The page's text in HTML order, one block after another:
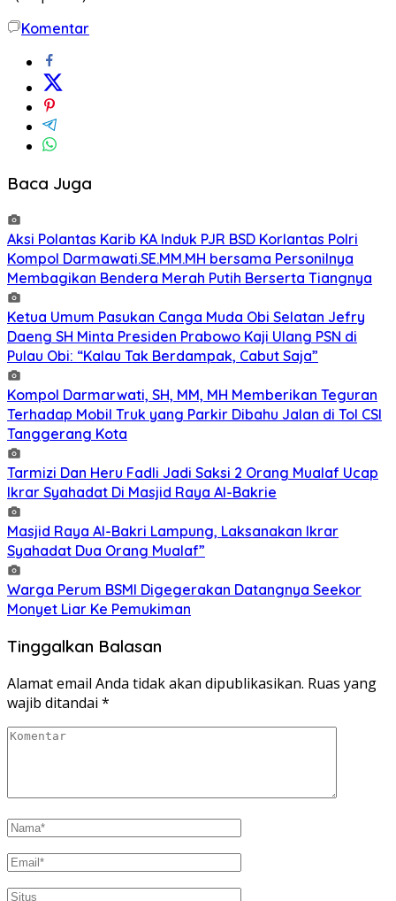
Komentar
Baca Juga
Aksi Polantas Karib KA Induk PJR BSD Korlantas Polri
Kompol Darmawati.SE.MM.MH bersama Personilnya
Membagikan Bendera Merah Putih Berserta Tiangnya
Ketua Umum Pasukan Canga Muda Obi Selatan Jefry
Daeng SH Minta Presiden Prabowo Kaji Ulang PSN di
Pulau Obi: “Kalau Tak Berdampak, Cabut Saja”
Kompol Darmarwati, SH, MM, MH Memberikan Teguran
Terhadap Mobil Truk yang Parkir Dibahu Jalan di Tol CSI
Tanggerang Kota
Tarmizi Dan Heru Fadli Jadi Saksi 2 Orang Mualaf Ucap
Ikrar Syahadat Di Masjid Raya Al-Bakrie
Masjid Raya Al-Bakri Lampung, Laksanakan Ikrar
Syahadat Dua Orang Mualaf”
Warga Perum BSMI Digegerakan Datangnya Seekor
Monyet Liar Ke Pemukiman
Tinggalkan Balasan
Alamat email Anda tidak akan dipublikasikan. Ruas yang
wajib ditandai *